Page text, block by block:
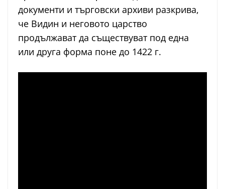
документи и търговски архиви разкрива,
че Видин и неговото царство
продължават да съществуват под една
или друга форма поне до 1422 г.